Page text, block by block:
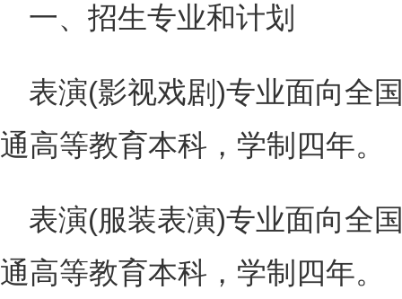
一、招生专业和计划
表演(影视戏剧)专业面向全
通高等教育本科，学制四年。
表演(服装表演)专业面向全
通高等教育本科，学制四年。